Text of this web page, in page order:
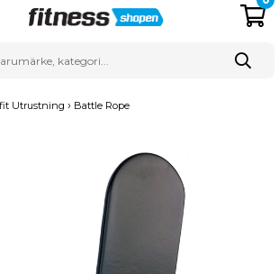
Utrustning › Battle Rope